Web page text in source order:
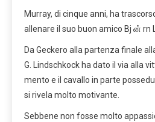
Murray, di cinque anni, ha
allenare il suo buon amico Bj ன் rn
Da Geckero alla partenza finale
G. Lindschkock ha dato il via alla
mento e il cavallo in parte
si rivela molto motivante.
Sebbene non fosse molto